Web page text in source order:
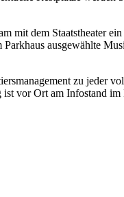
mit dem Staatstheater
ausgewählte
zu jeder
vor Ort am Infostand